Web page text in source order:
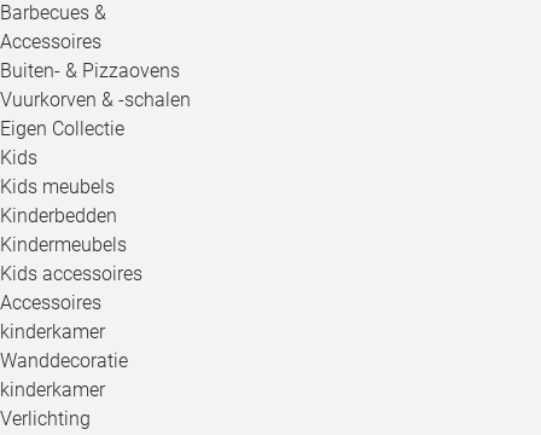
Barbecues &
Accessoires
Buiten- & Pizzaovens
Vuurkorven & -schalen
Eigen Collectie
Kids
Kids meubels
Kinderbedden
Kindermeubels
Kids accessoires
Accessoires
kinderkamer
Wanddecoratie
kinderkamer
Verlichting